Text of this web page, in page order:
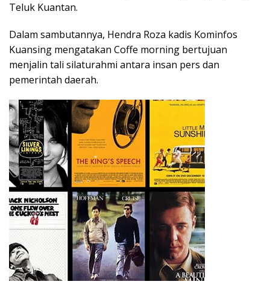
Teluk Kuantan.
Dalam sambutannya, Hendra Roza kadis Kominfos
Kuansing mengatakan Coffe morning bertujuan
menjalin tali silaturahmi antara insan pers dan
pemerintah daerah.